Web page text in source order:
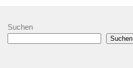
Suchen
Suchen